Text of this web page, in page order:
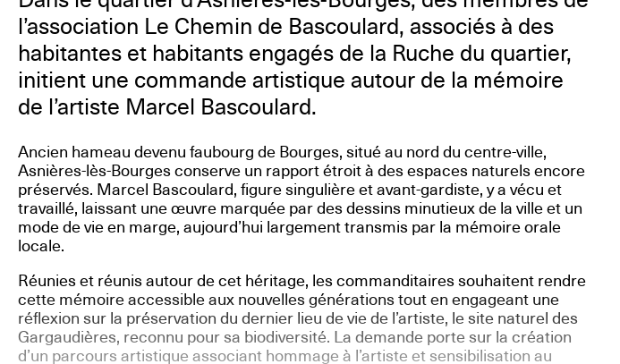
l’association Le Chemin de Bascoulard, associés à des
habitantes et habitants engagés de la Ruche du quartier,
initient une commande artistique autour de la mémoire
de l’artiste Marcel Bascoulard.
Ancien hameau devenu faubourg de Bourges, situé au nord du centre-ville,
Asnières-lès-Bourges conserve un rapport étroit à des espaces naturels encore
préservés. Marcel Bascoulard, figure singulière et avant-gardiste, y a vécu et
travaillé, laissant une œuvre marquée par des dessins minutieux de la ville et un
mode de vie en marge, aujourd’hui largement transmis par la mémoire orale
locale.
Réunies et réunis autour de cet héritage, les commanditaires souhaitent rendre
cette mémoire accessible aux nouvelles générations tout en engageant une
réflexion sur la préservation du dernier lieu de vie de l’artiste, le site naturel des
Gargaudières, reconnu pour sa biodiversité. La demande porte sur la création
d’un parcours artistique associant hommage à l’artiste et sensibilisation au